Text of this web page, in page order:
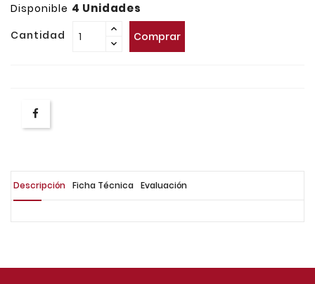
Disponible 4 Unidades
Cantidad Comprar
Descripción Ficha Técnica Evaluación